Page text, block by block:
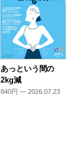
あっという間の
2kg減
840円 — 2026.07.23